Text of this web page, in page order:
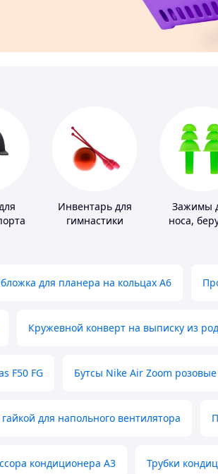
Инвентарь для
гимнастики
Зажимы
носа,
для планера на кольцах А6
Кружевной конверт на выписку из
F50 FG Бутсы Nike Air Zoom розовые
для напольного вентилятора
кондиционера А3 Трубки